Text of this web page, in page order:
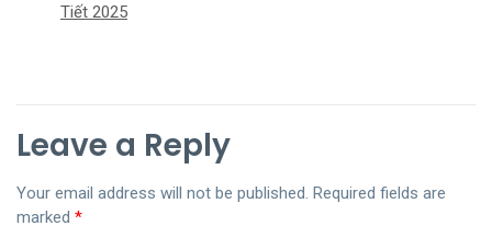
Tiết 2025
Leave a Reply
Your email address will not be published. Required fields are
marked *